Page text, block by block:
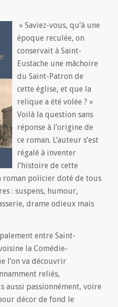
» Saviez-vous, qu’à une
époque reculée, on
conservait à Saint-
Eustache une mâchoire
du Saint-Patron de
cette église, et que la
relique a été volée ? »
Voilà la question sans
réponse à l’origine de
ce roman. L’auteur s’est
régalé à inventer
l’histoire de cette
roman policier doté de tous
: suspens, humour,
drame odieux mais
entre Saint-
la Comédie-
l’on va découvrir
reliés,
aussi passionnément, voire
décor de fond le